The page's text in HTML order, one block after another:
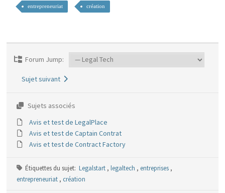
entrepreneuriat création
Forum Jump:
Sujet suivant
Sujets associés
Avis et test de LegalPlace
Avis et test de Captain Contrat
Avis et test de Contract Factory
Étiquettes du sujet: Legalstart , legaltech , entreprises ,
entrepreneuriat , création